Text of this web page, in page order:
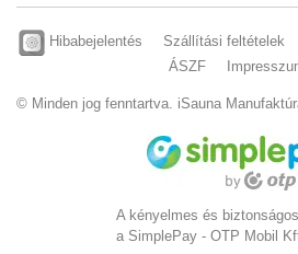
Hibabejelentés Szállítási feltételek
ÁSZF
© Minden jog fenntartva. iSauna
A kényelmes és
a SimplePay - OTP Mobil